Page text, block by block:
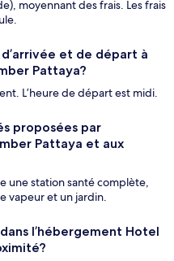
moyennant des frais. Les frais
et de départ à
Pattaya?
L’heure de départ est midi.
proposées par
Pattaya et aux
une station santé complète,
vapeur et un jardin.
l’hébergement Hotel